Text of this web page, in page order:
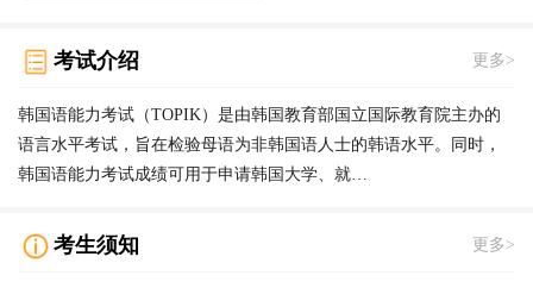
考试介绍 更多>
韩国语能力考试（TOPIK）是由韩国教育部国立国际教育院主办的
语言水平考试，旨在检验母语为非韩国语人士的韩语水平。同时，
韩国语能力考试成绩可用于申请韩国大学、就…
考生须知 更多>